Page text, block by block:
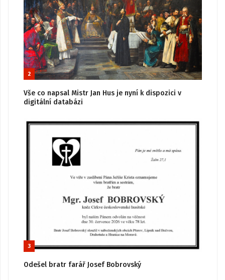
2
Vše co napsal Mistr Jan Hus je nyní k dispozici v
digitální databázi
3
Odešel bratr farář Josef Bobrovský